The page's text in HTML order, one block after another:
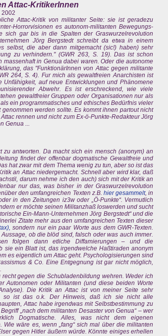
Attac-KritikerInnen
2002
Attac-Kritik von militanter Seite: sie ist geradezu
Horrorvisionen es autonom-militanten Bewegungs-
sich gar bis in die Spalten der Graswurzelrevolution
Jörg Bergstedt schreibt da etwa in einem
selbst, die aber dann mitgemacht (sic!) haben) sehr
zu verhindern." (GWR 263, S. 19). Das ist schon
in Genua dabei waren. Oder die autonome
das "FunktionärInnen von Attac gegen militante
264, S. 4). Fur mich als gewaltfreien Anarchisten ist
auf neue Entwicklungen und Phänomene
Abwehr. Es ist erschreckend, wie viele
gewaltfreier Gruppen oder Organisationen nur als
ein programmatisches und ethisches Bedürfnis vieler
werden sollte. Es kommt ihnen partout nicht
rennen und nicht zum Ex-ö-Punkte-Redakteur Jörg
Genua ...
antworten. Da macht sich ein mensch (anonym) an
findet der offenbar dogmatische Gewaltfreie und
hat zwar mit dem Thema wenig zu tun, aber so ist das
an Attac niedergemacht. Schnell aber wird klar, daß
darum nehme ich den auch) sich mit der Kritik an
nur das, was bisher in der Graswurzelrevolution
den umfangreichen Texten z.B. hier gesammelt, in
in den Zeitungen iz3w oder „Ö-Punkte“. Vermutlich
er möchte seinen Militanzhaß loswerden und sucht
Ein-Mann-Unternehmen Jörg Bergstedt“ und die
Zitate mehr aus den umfangreichen Texten dieser
sondern nur ein paar Worte aus dem GWR-Texten.
ob die blöd sind, falsch oder was auch immer.
folgen dann etliche Diffamierungen – und die
sie ein Blatt ist, das irgendwelche Haßtiraden anonym
es eigentlich um Attac geht. Psychologisierungen sind
& Co. Eine Entgegnung ist gar nicht möglich,
gegen die Schubladenbildung wehren. Weder ich
Autonomen oder Militanten (und diese beiden Worte
Die Kritik an Attac ist von meiner Seite sehr
so ist das o.k. Der Hinweis, daß ich sie nicht alle
Attac habe irgendwas mit Selbstbestimmung zu
„nach dem militanten Desaster von Genua“ – wer
Dogmatische. Alles, was nicht dem eigenen
wäre es, wenn „fang“ sich mal über die militanten
gegen Hitler äußern würde. Könnte einiges erhellen